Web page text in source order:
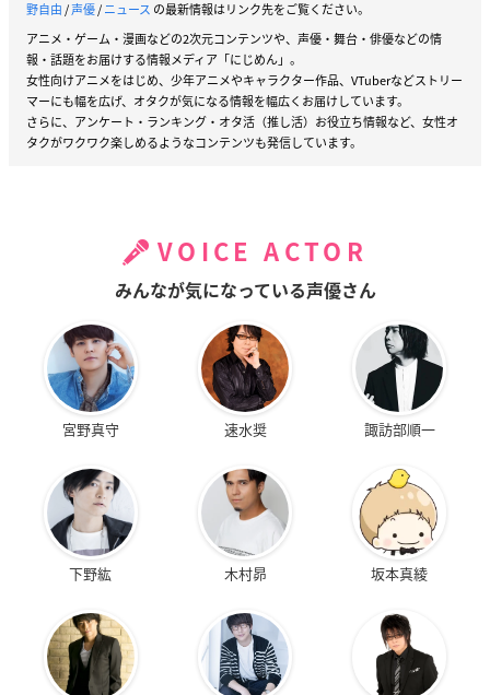
野自由/声優/ニュース の最新情報はリンク先をご覧ください。
アニメ・ゲーム・漫画などの2次元コンテンツや、声優・舞台・俳優などの情
報・話題をお届けする情報メディア「にじめん」。
女性向けアニメをはじめ、少年アニメやキャラクター作品、VTuberなどストリー
マーにも幅を広げ、オタクが気になる情報を幅広くお届けしています。
さらに、アンケート・ランキング・オタ活（推し活）お役立ち情報など、女性オ
タクがワクワク楽しめるようなコンテンツも発信しています。
VOICE ACTOR
みんなが気になっている声優さん
宮野真守 速水奨 諏訪部順一
下野紘 木村昴 坂本真綾